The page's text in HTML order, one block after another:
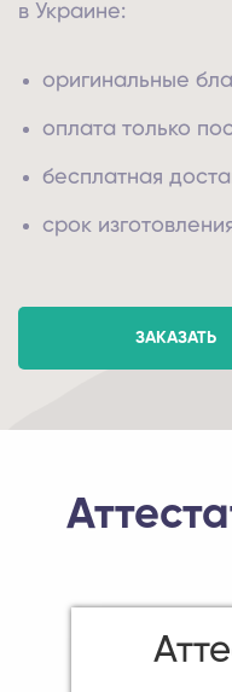
в Украине:
оригинальные
оплата только
бесплатная
срок
ЗАКАЗАТЬ